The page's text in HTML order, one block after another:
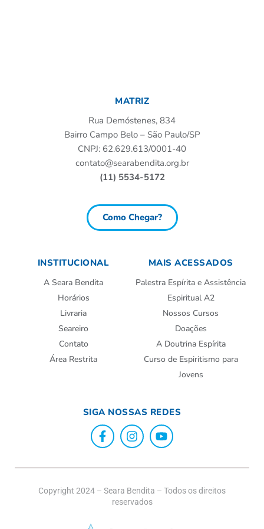
MATRIZ
Rua Demóstenes, 834
Bairro Campo Belo – São Paulo/SP
CNPJ: 62.629.613/0001-40
contato@searabendita.org.br
(11) 5534-5172
Como Chegar?
INSTITUCIONAL
A Seara Bendita
Horários
Livraria
Seareiro
Contato
Área Restrita
MAIS ACESSADOS
Palestra Espírita e Assistência
Espiritual A2
Nossos Cursos
Doações
A Doutrina Espírita
Curso de Espiritismo para
Jovens
SIGA NOSSAS REDES
Copyright 2024 – Seara Bendita – Todos os direitos
reservados